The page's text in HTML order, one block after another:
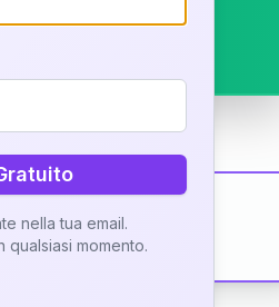
nella tua email.
momento.